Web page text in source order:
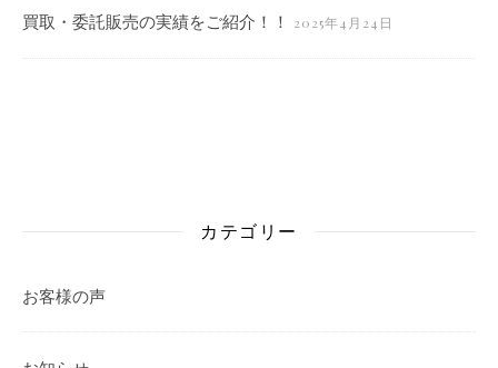
買取・委託販売の実績をご紹介！！ 2025年4月24日
カテゴリー
お客様の声